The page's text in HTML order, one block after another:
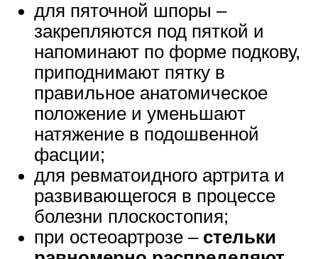
для пяточной шпоры –
закрепляются под пяткой и
напоминают по форме подкову,
приподнимают пятку в
правильное анатомическое
положение и уменьшают
натяжение в подошвенной
фасции;
для ревматоидного артрита и
развивающегося в процессе
болезни плоскостопия;
при остеоартрозе – стельки